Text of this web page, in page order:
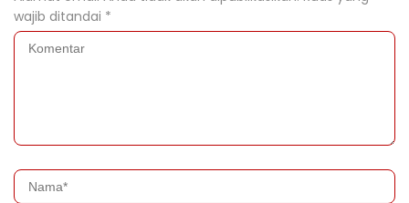
wajib ditandai *